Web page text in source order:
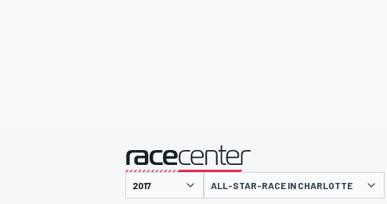
ALL-STAR-RACE IN CHARLOTTE